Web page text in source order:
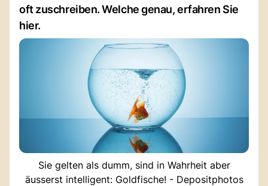
oft zuschreiben. Welche genau, erfahren Sie
hier.
Sie gelten als dumm, sind in Wahrheit aber
äusserst intelligent: Goldfische! - Depositphotos